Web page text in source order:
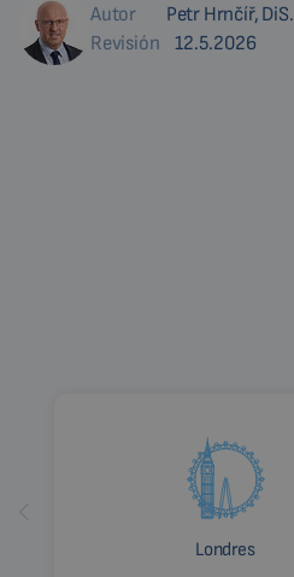
Autor
Petr Hrnčíř, DiS.
Revisión
12.5.2026
Londres